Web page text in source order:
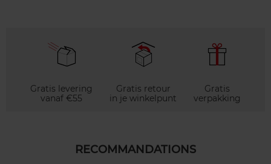
Gratis levering
vanaf €55
Gratis retour
in je winkelpunt
Gratis
verpakking
RECOMMANDATIONS